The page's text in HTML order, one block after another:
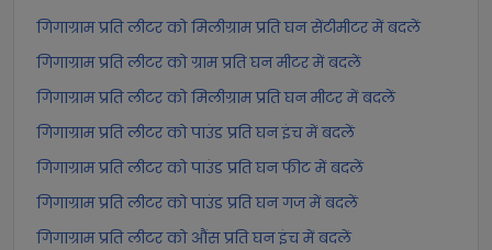
गिगाग्राम प्रति लीटर को मिलीग्राम प्रति घन सेंटीमीटर में बदलें
गिगाग्राम प्रति लीटर को ग्राम प्रति घन मीटर में बदलें
गिगाग्राम प्रति लीटर को मिलीग्राम प्रति घन मीटर में बदलें
गिगाग्राम प्रति लीटर को पाउंड प्रति घन इंच में बदलें
गिगाग्राम प्रति लीटर को पाउंड प्रति घन फीट में बदलें
गिगाग्राम प्रति लीटर को पाउंड प्रति घन गज में बदलें
गिगाग्राम प्रति लीटर को औंस प्रति घन इंच में बदलें